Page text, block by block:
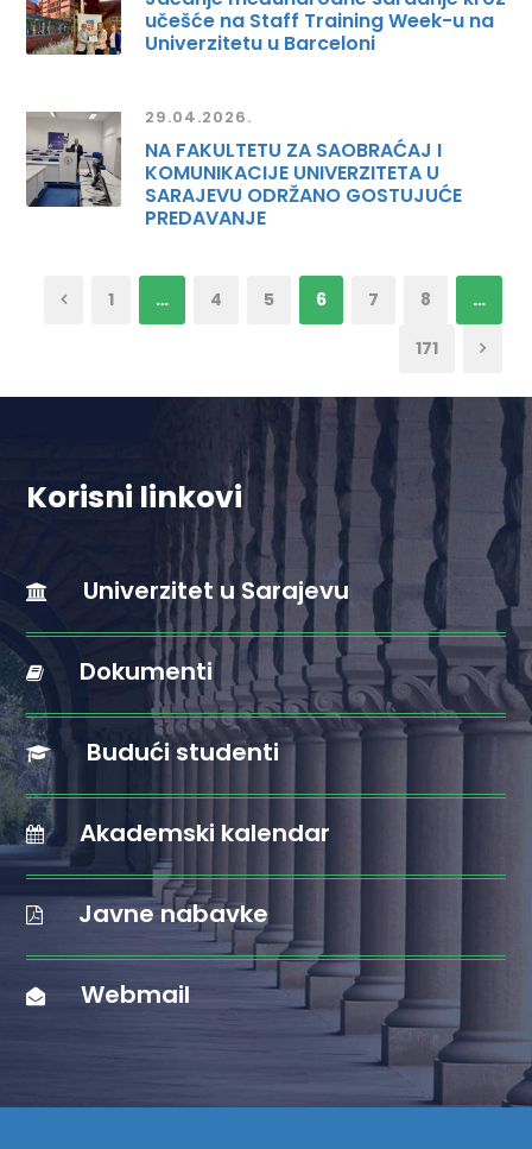
učešće na Staff Training Week-u na
Univerzitetu u Barceloni
29.04.2026.
NA FAKULTETU ZA SAOBRAĆAJ I
KOMUNIKACIJE UNIVERZITETA U
SARAJEVU ODRŽANO GOSTUJUĆE
PREDAVANJE
1 … 4 5 6 7 8 …
171
Korisni linkovi
Univerzitet u Sarajevu
Dokumenti
Budući studenti
Akademski kalendar
Javne nabavke
Webmail